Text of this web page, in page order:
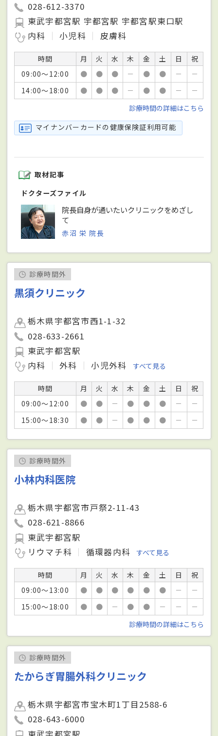
028-612-3370
東武宇都宮駅 宇都宮駅 宇都宮駅東口駅
内科
小児科 皮膚科
時間 月 火 水 木 金 土 日
祝
09:00～12:00
● ● ● － ● ● －
－
14:00～18:00
● ● ● － ● ● －
－
診療時間の詳細はこちら
マイナンバーカードの健康保険証利用可能
取材記事
ドクターズファイル
院長自身が通いたいクリニックをめざし
て
赤沼 栄 院長
診療時間外
黒須クリニック
栃木県宇都宮市西1-1-32
028-633-2661
東武宇都宮駅
内科
外科 小児外科 すべて見る
時間 月 火 水 木 金 土 日
祝
09:00～12:00
● ● － ● ● ● －
－
15:00～18:30
● ● － ● ● ● － －
診療時間外
小林内科医院
栃木県宇都宮市戸祭2-11-43
028-621-8866
東武宇都宮駅
リウマチ科
循環器内科 すべて見る
時間 月 火 水 木 金 土 日
祝
09:00～13:00
● ● ● ● ● ● －
－
15:00～18:00
● ● － ● ● － －
－
診療時間の詳細はこちら
診療時間外
たからぎ胃腸外科クリニック
栃木県宇都宮市宝木町1丁目2588-6
028-643-6000